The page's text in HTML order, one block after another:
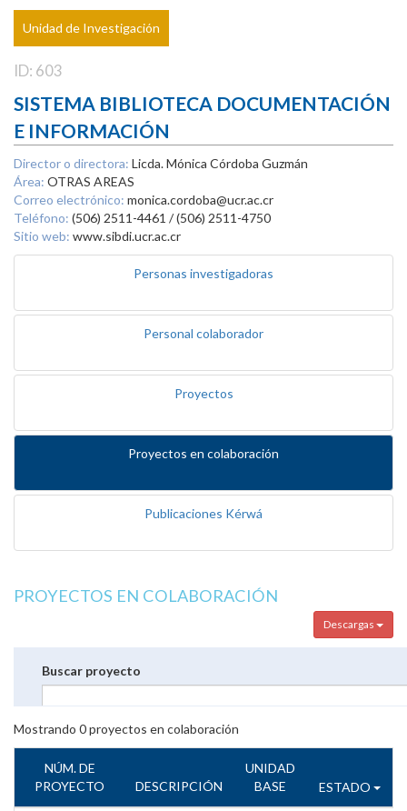
Unidad de Investigación
ID: 603
SISTEMA BIBLIOTECA DOCUMENTACIÓN
E INFORMACIÓN
Director o directora: Licda. Mónica Córdoba Guzmán
Área: OTRAS AREAS
Correo electrónico: monica.cordoba@ucr.ac.cr
Teléfono: (506) 2511-4461 / (506) 2511-4750
Sitio web: www.sibdi.ucr.ac.cr
Personas investigadoras
Personal colaborador
Proyectos
Proyectos en colaboración
Publicaciones Kérwá
PROYECTOS EN COLABORACIÓN
Descargas
Buscar proyecto
Mostrando 0proyectos en colaboración
NÚM. DE
PROYECTO
DESCRIPCIÓN
UNIDAD
BASE
ESTADO